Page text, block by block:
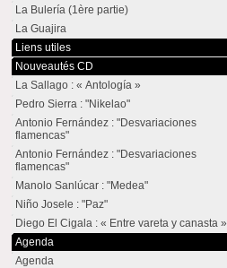
La Bulería (1ère partie)
La Guajira
Liens utiles
Nouveautés CD
La Sallago : « Antología »
Pedro Sierra : "Nikelao"
Antonio Fernández : "Desvariaciones
flamencas"
Antonio Fernández : "Desvariaciones
flamencas"
Manolo Sanlúcar : "Medea"
Niño Josele : "Paz"
Diego El Cigala : « Entre vareta y canasta »
Agenda
Agenda